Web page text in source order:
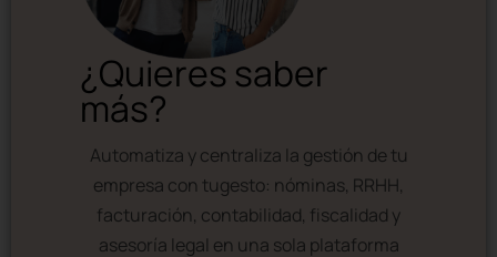
¿Quieres saber
más?
Automatiza y centraliza la gestión de tu
empresa con tugesto: nóminas, RRHH,
facturación, contabilidad, fiscalidad y
asesoría legal en una sola plataforma